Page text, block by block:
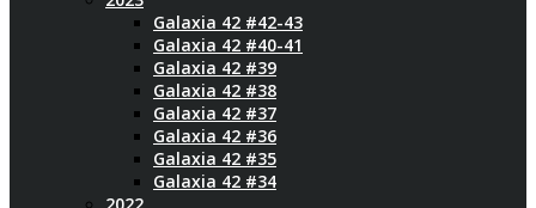
Galaxia 42 #42-43
Galaxia 42 #40-41
Galaxia 42 #39
Galaxia 42 #38
Galaxia 42 #37
Galaxia 42 #36
Galaxia 42 #35
Galaxia 42 #34